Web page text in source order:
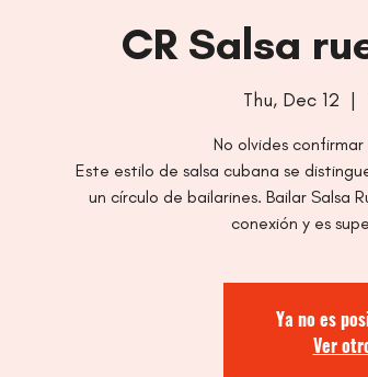
CR Salsa
Thu, Dec 12
  |
No olvides
Este estilo de salsa cubana se
un círculo de bailarines. Bailar Salsa
conexión y es
Ya no es
Ver